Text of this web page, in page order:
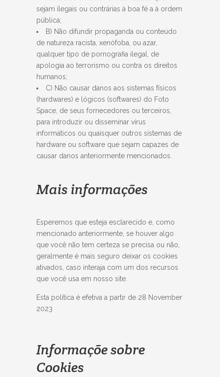
sejam ilegais ou contrárias à boa fé a à ordem
pública;
B) Não difundir propaganda ou conteúdo
de natureza racista, xenófoba, ou azar,
qualquer tipo de pornografia ilegal, de
apologia ao terrorismo ou contra os direitos
humanos;
C) Não causar danos aos sistemas físicos
(hardwares) e lógicos (softwares) do Foto
Space, de seus fornecedores ou terceiros,
para introduzir ou disseminar vírus
informáticos ou quaisquer outros sistemas de
hardware ou software que sejam capazes de
causar danos anteriormente mencionados.
Mais informações
Esperemos que esteja esclarecido e, como
mencionado anteriormente, se houver algo
que você não tem certeza se precisa ou não,
geralmente é mais seguro deixar os cookies
ativados, caso interaja com um dos recursos
que você usa em nosso site.
Esta política é efetiva a partir de 28 November
2023
Informaçõe sobre
Cookies